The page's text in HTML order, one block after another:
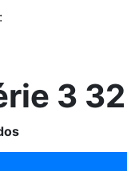
3